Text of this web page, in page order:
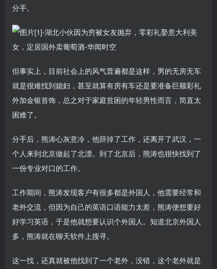
分手。
但事实上，目前社会上的风气普遍都是这样，男的无房无车
就是很难找到媳妇，甚至就算有房有车还是要准备巨额彩礼
外加金银首饰，总之对于家庭贫困的年轻男性而言，简直太
困难了。
分手后，熊涛心灰意冷，他辞掉了工作，还离开了武汉，一
个人来到北京做起了北漂。到了北京后，熊涛也很快找到了
一份专业对口的工作。
工作期间，熊涛发现客户有很多都是外国人，他需要经常和
老外交流，但因为自己的英语口语能力太差，熊涛便想要好
好学习英语，于是他就想要认识个外国人。知道北京外国人
多，熊涛就在聊天软件上搜寻。
这一找，还真就被他找到了一个老外，没错，这个老外就是